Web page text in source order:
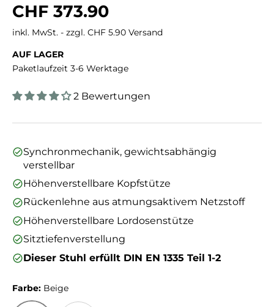
Normaler Preis
CHF 373.90
inkl. MwSt. - zzgl. CHF 5.90 Versand
AUF LAGER
Paketlaufzeit 3-6 Werktage
2 Bewertungen
Synchronmechanik, gewichtsabhängig
verstellbar
Höhenverstellbare Kopfstütze
Rückenlehne aus atmungsaktivem Netzstoff
Höhenverstellbare Lordosenstütze
Sitztiefenverstellung
Dieser Stuhl erfüllt DIN EN 1335 Teil 1-2
Farbe: Beige